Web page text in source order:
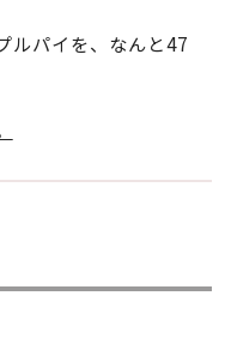
ルパイを、なんと47